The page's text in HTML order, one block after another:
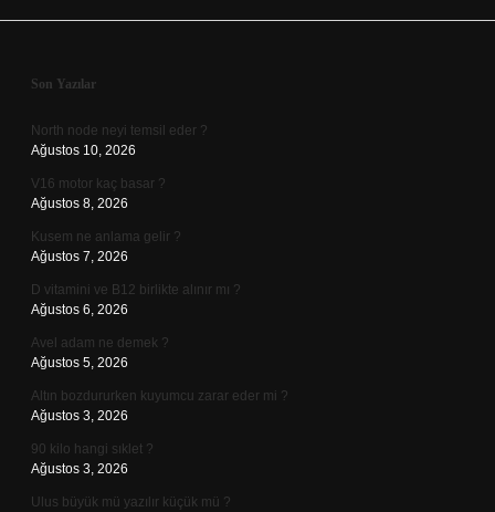
Sidebar
Son Yazılar
North node neyi temsil eder ?
Ağustos 10, 2026
V16 motor kaç basar ?
Ağustos 8, 2026
Kusem ne anlama gelir ?
Ağustos 7, 2026
D vitamini ve B12 birlikte alınır mı ?
Ağustos 6, 2026
Avel adam ne demek ?
Ağustos 5, 2026
Altın bozdururken kuyumcu zarar eder mi ?
Ağustos 3, 2026
90 kilo hangi sıklet ?
Ağustos 3, 2026
Ulus büyük mü yazılır küçük mü ?